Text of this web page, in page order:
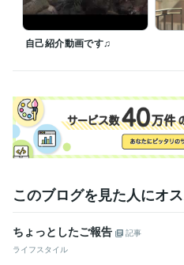
ゲスト登壇
資格・検定
税理士登録 取得年 : 2021年
公認会計士試験合格 取得年 : 2014
得意分野
学習指導・資格・キャリア相談 勉
受験 勉強 キャリア
模擬面接
小論文 大学受験
インデックス投資
配当金 税理士
自己紹介動画です♫
このブログを見た人にオ
ちょっとしたご報告
記事
ライフスタイル